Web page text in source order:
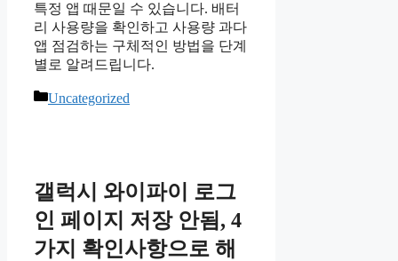
특정 앱 때문일 수 있습니다. 배터
리 사용량을 확인하고 사용량 과다
앱 점검하는 구체적인 방법을 단계
별로 알려드립니다.
카
Uncategorized
갤럭시 와이파이 로그
인 페이지 저장 안됨, 4
가지 확인사항으로 해